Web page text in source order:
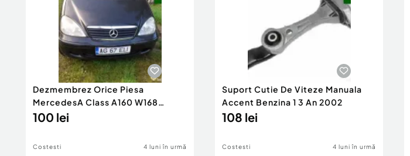
Dezmembrez Orice Piesa
MercedesA Class A160 W168
Benzina 1 6
100 lei
Costesti 4 luni în urmă
Suport Cutie De Viteze Manuala
Accent Benzina 1 3 An 2002
108 lei
Costesti 4 luni în urmă